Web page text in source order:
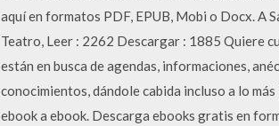
aquí en formatos PDF, EPUB, Mobi o Docx. A
Teatro, Leer : 2262 Descargar : 1885 Quiere
están en busca de agendas, informaciones,
conocimientos, dándole cabida incluso a lo
ebook a ebook. Descarga ebooks gratis en